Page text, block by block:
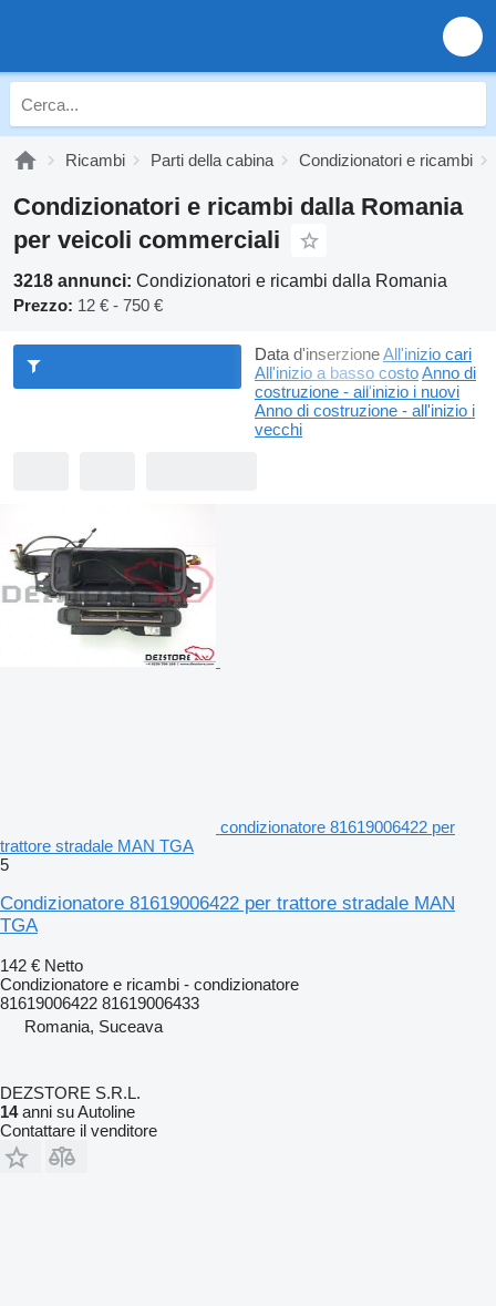
Ricambi Parti della cabina Condizionatori e ricambi
Condizionatori e ricambi dalla Romania
per veicoli commerciali
3218 annunci: Condizionatori e ricambi dalla Romania
Prezzo: 12 € - 750 €
Data d'inserzioneAll'inizio cari
All'inizio a basso costoAnno di
costruzione - all'inizio i nuovi
Anno di costruzione - all'inizio i
vecchi
condizionatore 81619006422 per
trattore stradale MAN TGA
5
Condizionatore 81619006422 per trattore stradale MAN
TGA
142 € Netto
Condizionatore e ricambi - condizionatore
81619006422 81619006433
Romania, Suceava
DEZSTORE S.R.L.
14anni su Autoline
Contattare il venditore